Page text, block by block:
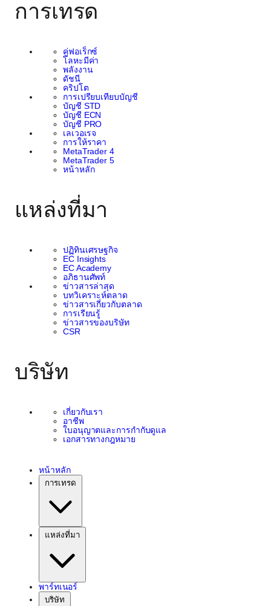
การเทรด
คู่ฟอเร็กซ์
โลหะมีค่า
พลังงาน
ดัชนี
คริปโต
การเปรียบเทียบบัญชี
บัญชี STD
บัญชี ECN
บัญชี PRO
เลเวอเรจ
การให้ราคา
MetaTrader 4
MetaTrader 5
หน้าหลัก
แหล่งที่มา
ปฏิทินเศรษฐกิจ
EC Insights
EC Academy
อภิธานศัพท์
ข่าวสารล่าสุด
บทวิเคราะห์ตลาด
ข่าวสารเกี่ยวกับตลาด
การเรียนรู้
ข่าวสารของบริษัท
CSR
บริษัท
เกี่ยวกับเรา
อาชีพ
ใบอนุญาตและการกำกับดูแล
เอกสารทางกฎหมาย
หน้าหลัก
การเทรด
แหล่งที่มา
พาร์ทเนอร์
บริษัท